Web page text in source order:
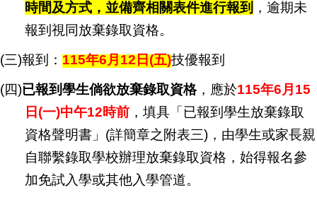
時間及方式，並備齊相關表件進行報到 ，逾期未
報到視同放棄錄取資格。
(三)報到： 115年6月12日(五)技優報到
(四)已報到學生倘欲放棄錄取資格，應於115年6月15
日(一)中午12時前 ，填具「已報到學生放棄錄取
資格聲明書」(詳簡章之附表三)，由學生或家長親
自聯繫錄取學校辦理放棄錄取資格，始得報名參
加免試入學或其他入學管道。